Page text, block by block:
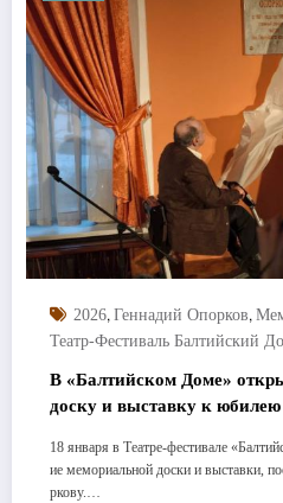
2026, Геннадий Опорков,
Театр-Фестиваль Балтийский
В «Балтийском Доме»
доску и выставку к
18 января в Театре-фестивале
ие мемориальной доски и выставки,
ркову.…